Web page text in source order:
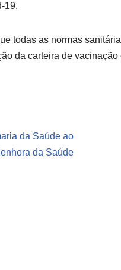
19.
todas as normas
da carteira de
da Saúde ao
da Saúde